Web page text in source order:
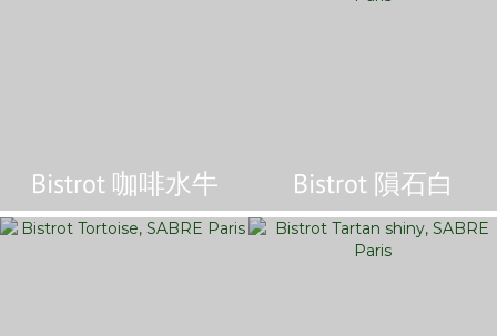
Bistrot 咖啡水牛 Bistrot 隕石白